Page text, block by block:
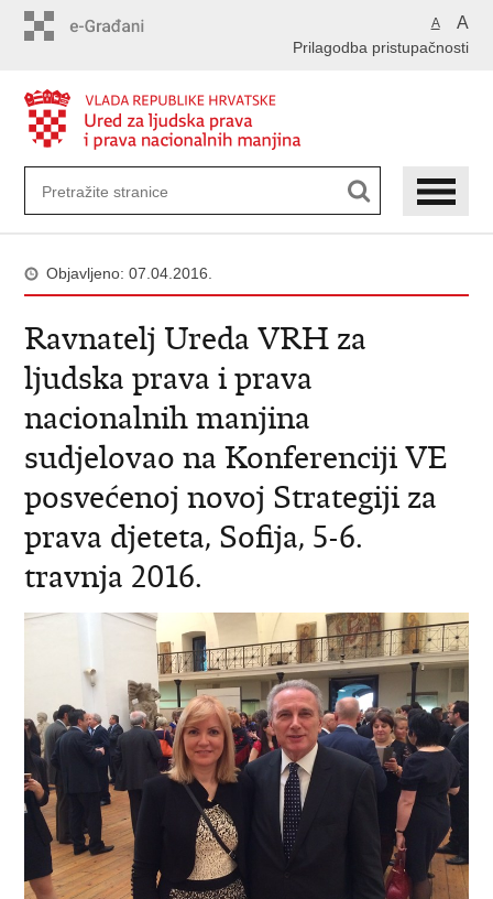
A A
Prilagodba pristupačnosti
Objavljeno: 07.04.2016.
Ravnatelj Ureda VRH za
ljudska prava i prava
nacionalnih manjina
sudjelovao na Konferenciji VE
posvećenoj novoj Strategiji za
prava djeteta, Sofija, 5-6.
travnja 2016.